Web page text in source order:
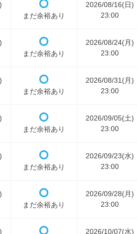
まだ余裕あり
2026/08/16(日)
23:00
まだ余裕あり
2026/08/24(月)
23:00
まだ余裕あり
2026/08/31(月)
23:00
まだ余裕あり
2026/09/05(土)
23:00
まだ余裕あり
2026/09/23(水)
23:00
まだ余裕あり
2026/09/28(月)
23:00
2026/10/07(水)